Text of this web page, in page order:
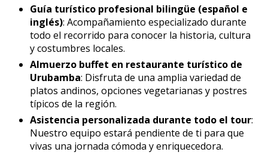
Guía turístico profesional bilingüe (español e
inglés): Acompañamiento especializado durante
todo el recorrido para conocer la historia, cultura
y costumbres locales.
Almuerzo buffet en restaurante turístico de
Urubamba: Disfruta de una amplia variedad de
platos andinos, opciones vegetarianas y postres
típicos de la región.
Asistencia personalizada durante todo el tour:
Nuestro equipo estará pendiente de ti para que
vivas una jornada cómoda y enriquecedora.